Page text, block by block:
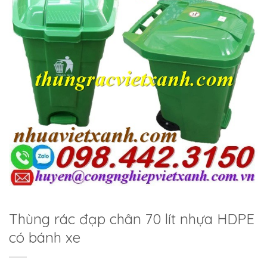
Thùng rác đạp chân 70 lít nhựa HDPE
có bánh xe